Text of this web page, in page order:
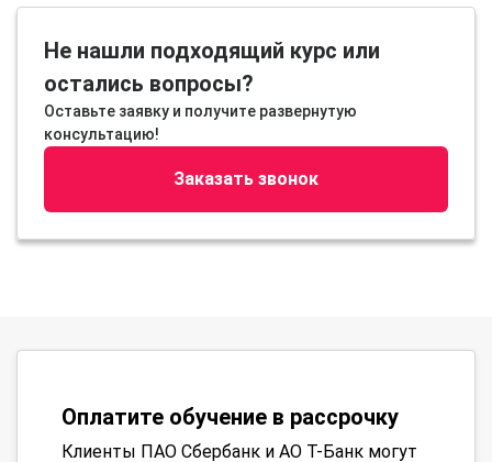
Не нашли подходящий курс или
остались вопросы?
Оставьте заявку и получите развернутую
консультацию!
Заказать звонок
Оплатите обучение в рассрочку
Клиенты ПАО Сбербанк и АО Т-Банк могут